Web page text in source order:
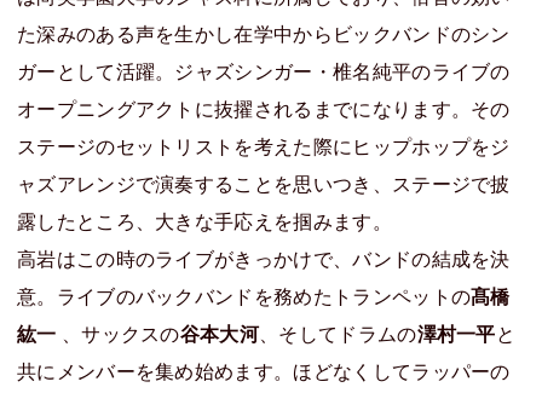
た深みのある声を生かし在学中からビックバンドのシン
ガーとして活躍。ジャズシンガー・椎名純平のライブの
オープニングアクトに抜擢されるまでになります。その
ステージのセットリストを考えた際にヒップホップをジ
ャズアレンジで演奏することを思いつき、ステージで披
露したところ、大きな手応えを掴みます。
高岩はこの時のライブがきっかけで、バンドの結成を決
意。ライブのバックバンドを務めたトランペットの髙橋
紘一 、サックスの谷本大河、そしてドラムの澤村一平と
共にメンバーを集め始めます。ほどなくしてラッパーの